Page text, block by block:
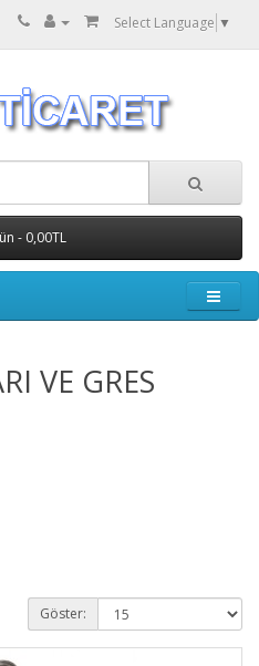
Select Language ▼
- 0,00TL
VE GRES
Göster: